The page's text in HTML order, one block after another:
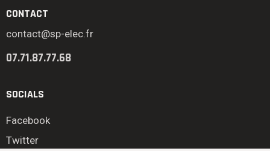
CONTACT
contact@sp-elec.fr
07.71.87.77.68
SOCIALS
Facebook
Twitter